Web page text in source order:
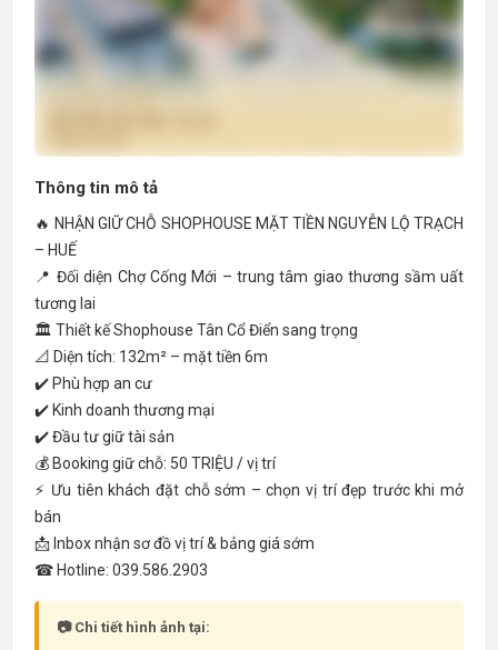
Thông tin mô tả
🔥 NHẬN GIỮ CHỖ SHOPHOUSE MẶT TIỀN NGUYỄN LỘ TRẠCH
– HUẾ
📍 Đối diện Chợ Cống Mới – trung tâm giao thương sầm uất
tương lai
🏛 Thiết kế Shophouse Tân Cổ Điển sang trọng
📐 Diện tích: 132m² – mặt tiền 6m
✔️ Phù hợp an cư
✔️ Kinh doanh thương mại
✔️ Đầu tư giữ tài sản
💰 Booking giữ chỗ: 50 TRIỆU / vị trí
⚡ Ưu tiên khách đặt chỗ sớm – chọn vị trí đẹp trước khi mở
bán
📩 Inbox nhận sơ đồ vị trí & bảng giá sớm
☎ Hotline: 039.586.2903
📷 Chi tiết hình ảnh tại: